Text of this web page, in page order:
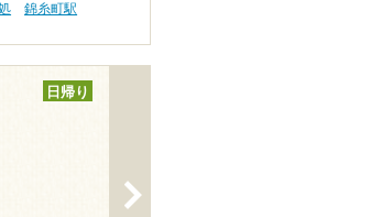
錦糸町駅
日帰り